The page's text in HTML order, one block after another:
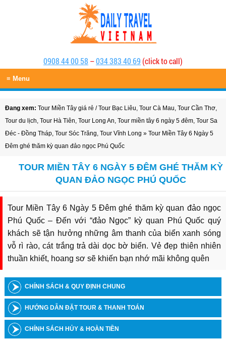
0908 44 00 58 –034 383 40 69 (click to call)
≡ Menu
Đang xem: Tour Miền Tây giá rẻ /Tour Bạc Liêu, Tour Cà Mau, Tour Cần Thơ,
Tour du lịch, Tour Hà Tiên, Tour Long An, Tour miền tây 6 ngày 5 đêm, Tour Sa
Đéc - Đồng Tháp, Tour Sóc Trăng, Tour Vĩnh Long » Tour Miền Tây 6 Ngày 5
Đêm ghé thăm kỳ quan đảo ngọc Phú Quốc
TOUR MIỀN TÂY 6 NGÀY 5 ĐÊM GHÉ THĂM KỲ
QUAN ĐẢO NGỌC PHÚ QUỐC
Tour Miền Tây 6 Ngày 5 Đêm ghé thăm kỳ quan đảo ngọc
Phú Quốc – Đến với “đảo Ngọc” kỳ quan Phú Quốc quý
khách sẽ tận hưởng những âm thanh của biển xanh sóng
vỗ rì rào, cát trắng trả dài dọc bờ biển. Vẻ đẹp thiên nhiên
thuần khiết, hoang sơ sẽ khiến bạn nhớ mãi không quên
CHÍNH SÁCH & QUY ĐỊNH CHUNG
HƯỚNG DẪN ĐẶT TOUR & THANH TOÁN
CHÍNH SÁCH HỦY & HOÀN TIỀN